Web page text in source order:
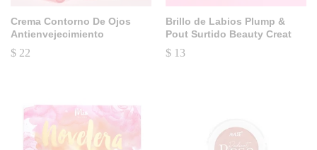
Crema Contorno De Ojos
Antienvejecimiento
$ 22
Brillo de Labios Plump &
Pout Surtido Beauty Creat
$ 13